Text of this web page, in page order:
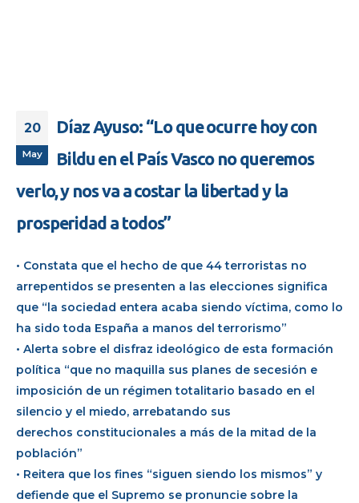
20
May
Díaz Ayuso: “Lo que ocurre hoy con
Bildu en el País Vasco no queremos
verlo, y nos va a costar la libertad y la
prosperidad a todos”
• Constata que el hecho de que 44 terroristas no
arrepentidos se presenten a las elecciones significa
que “la sociedad entera acaba siendo víctima, como lo
ha sido toda España a manos del terrorismo”
• Alerta sobre el disfraz ideológico de esta formación
política “que no maquilla sus planes de secesión e
imposición de un régimen totalitario basado en el
silencio y el miedo, arrebatando sus
derechos constitucionales a más de la mitad de la
población”
• Reitera que los fines “siguen siendo los mismos” y
defiende que el Supremo se pronuncie sobre la